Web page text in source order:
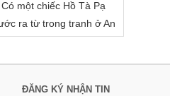
Có một chiếc Hồ Tà Pạ
ra từ trong tranh ở An
ĐĂNG KÝ NHẬN TIN